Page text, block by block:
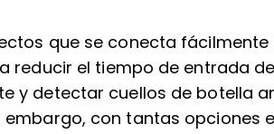
que se conecta
reducir el tiempo de entrada
y detectar cuellos de botella
embargo, con tantas opciones